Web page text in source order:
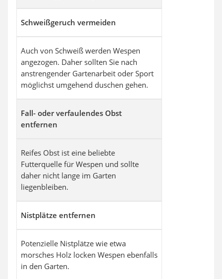
Schweißgeruch vermeiden
Auch von Schweiß werden Wespen
angezogen. Daher sollten Sie nach
anstrengender Gartenarbeit oder Sport
möglichst umgehend duschen gehen.
Fall- oder verfaulendes Obst
entfernen
Reifes Obst ist eine beliebte
Futterquelle für Wespen und sollte
daher nicht lange im Garten
liegenbleiben.
Nistplätze entfernen
Potenzielle Nistplätze wie etwa
morsches Holz locken Wespen ebenfalls
in den Garten.